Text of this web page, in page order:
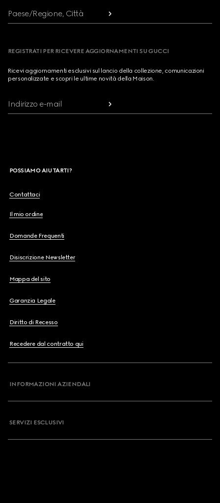
Paese/Regione, Città
REGISTRATI PER RICEVERE AGGIORNAMENTI SU GUCCI
Ricevi aggiornamenti esclusivi sul lancio della collezione, comunicazioni
personalizzate e scopri le ultime novità della Maison.
Indirizzo e-mail
POSSIAMO AIUTARTI?
Contattaci
Il mio ordine
Domande Frequenti
Disiscrizione Newsletter
Mappa del sito
Garanzia Legale
Diritto di Recesso
Recedere dal contratto qui
INFORMAZIONI AZIENDALI
SERVIZI ESCLUSIVI